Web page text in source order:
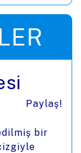
Paylaş!
bir